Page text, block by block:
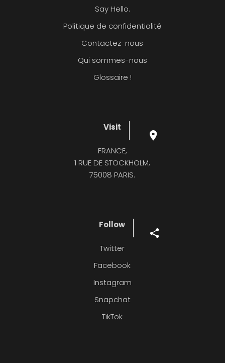
Say Hello.
Politique de confidentialité
Contactez-nous
Qui sommes-nous
Glossaire !
Visit
FRANCE,
1 RUE DE STOCKHOLM,
75008 PARIS.
Follow
Twitter
Facebook
Instagram
Snapchat
TikTok